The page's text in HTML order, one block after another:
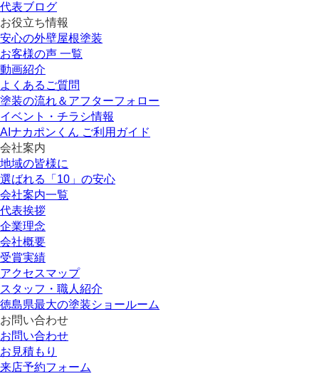
代表ブログ
お役立ち情報
安心の外壁屋根塗装
お客様の声 一覧
動画紹介
よくあるご質問
塗装の流れ＆アフターフォロー
イベント・チラシ情報
AIナカポンくん ご利用ガイド
会社案内
地域の皆様に
選ばれる「10」の安心
会社案内一覧
代表挨拶
企業理念
会社概要
受賞実績
アクセスマップ
スタッフ・職人紹介
徳島県最大の塗装ショールーム
お問い合わせ
お問い合わせ
お見積もり
来店予約フォーム